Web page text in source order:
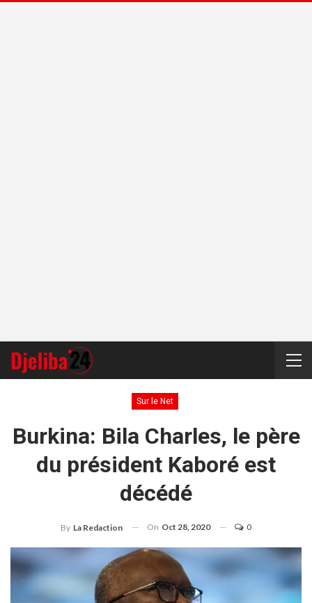
Sur le Net
Burkina: Bila Charles, le père
du président Kaboré est
décédé
By La Redaction On Oct 28, 2020 0